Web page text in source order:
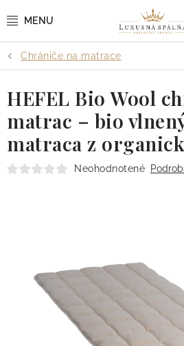
na
POSTEĽNÉ OBLIEČKY
POSTEĽNÉ PLACHTY
PREHOZY A PAPLÓNY
VANKÚŠE A OBLIEČKY
DIZAJNÉRI
Blog Doprava
Kontakt
Obchodné podmienky
Chrániče na matrace
HEFEL Bio Wool
matrac – bio
matraca z
Neohodnotené